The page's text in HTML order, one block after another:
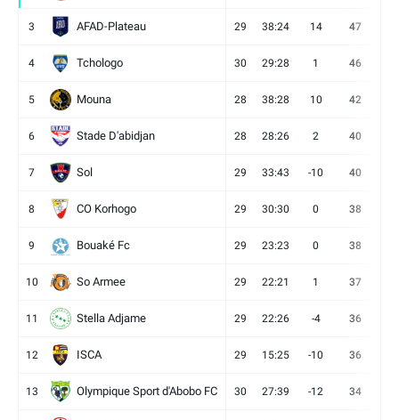
3 AFAD-Plateau 29 38:24 14 47
4 Tchologo 30 29:28 1 46
5 Mouna 28 38:28 10 42
6 Stade D'abidjan 28 28:26 2 40
7 Sol 29 33:43 -10 40
8 CO Korhogo 29 30:30 0 38
9 Bouaké Fc 29 23:23 0 38
10 So Armee 29 22:21 1 37
11 Stella Adjame 29 22:26 -4 36
12 ISCA 29 15:25 -10 36
13 Olympique Sport d'Abobo FC 30 27:39 -12 34